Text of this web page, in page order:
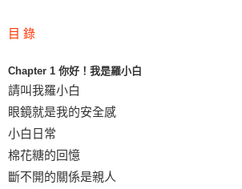
目 錄
Chapter 1 你好！我是羅小白
請叫我羅小白
眼鏡就是我的安全感
小白日常
棉花糖的回憶
斷不開的關係是親人